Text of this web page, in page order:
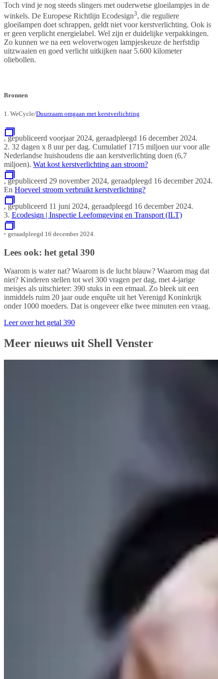
Toch vind je nog steeds slingers met ouderwetse gloeilampjes in de
winkels. De Europese Richtlijn Ecodesign3, die reguliere
gloeilampen doet schrappen, geldt niet voor kerstverlichting. Ook is
er geen verplicht energielabel. Wel zijn er duidelijke verpakkingen.
Zo kunnen we na een weloverwogen lampjeskeuze de herfstdip
uitzwaaien en goed verlicht uitkijken naar 5.600 kilometer
oliebollen.
Bronnen
1. WeCycle/Duurzaam omgaan met kerstverlichting
, gepubliceerd voorjaar 2024, geraadpleegd 16 december 2024.
2. 32 dagen x 8 uur per dag. Cumulatief 1715 miljoen uur voor alle
Nederlandse huishoudens die aan kerstverlichting doen (6,7
miljoen). Wat kost kerstverlichting aan stroom?
, gepubliceerd 29 november 2024, geraadpleegd 16 december 2024.
En Hoeveel stroom verbruikt kerstverlichting?
, gepubliceerd 11 juni 2024, geraadpleegd 16 december 2024.
3. Ecodesign | Inspectie Leefomgeving en Transport (ILT)
,geraadpleegd 16 december 2024.
Lees ook: het getal 390
Waarom is water nat? Waarom is de lucht blauw? Waarom mag dat
niet? Kinderen stellen tot wel 300 vragen per dag, met 4-jarige
meisjes als uitschieter: 390 stuks in een etmaal. Zo bleek uit een
inmiddels ruim 20 jaar oude enquête uit het Verenigd Koninkrijk
onder 1000 moeders. Dat is ongeveer elke twee minuten een vraag.
Leer over het getal 390
Meer nieuws uit Shell Venster